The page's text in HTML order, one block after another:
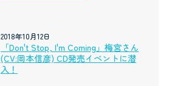
2018年10月12日
「Don't Stop, I'm Coming」梅宮さん
(CV:岡本信彦) CD発売イベントに潜
入！